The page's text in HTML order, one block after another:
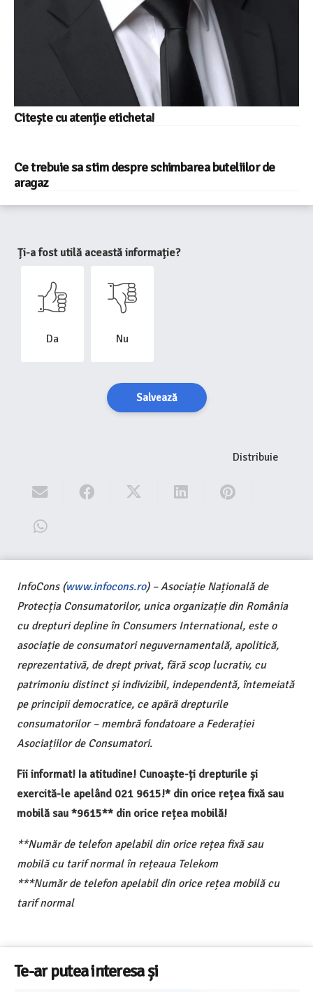
Citește cu atenție eticheta!
Ce trebuie sa stim despre schimbarea buteliilor de
aragaz
Ți-a fost utilă această informație?
Da Nu
Salvează
Distribuie
InfoCons (www.infocons.ro) – Asociație Națională de
Protecția Consumatorilor, unica organizație din România
cu drepturi depline în Consumers International, este o
asociație de consumatori neguvernamentală, apolitică,
reprezentativă, de drept privat, fără scop lucrativ, cu
patrimoniu distinct și indivizibil, independentă, întemeiată
pe principii democratice, ce apără drepturile
consumatorilor – membră fondatoare a Federației
Asociațiilor de Consumatori.
Fii informat! Ia atitudine! Cunoaște-ți drepturile și
exercită-le apelând 021 9615!* din orice rețea fixă sau
mobilă sau *9615** din orice rețea mobilă!
**Număr de telefon apelabil din orice rețea fixă sau
mobilă cu tarif normal în rețeaua Telekom
***Număr de telefon apelabil din orice rețea mobilă cu
tarif normal
Te-ar putea interesa și